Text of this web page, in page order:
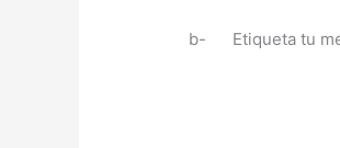
b- Etiqueta tu